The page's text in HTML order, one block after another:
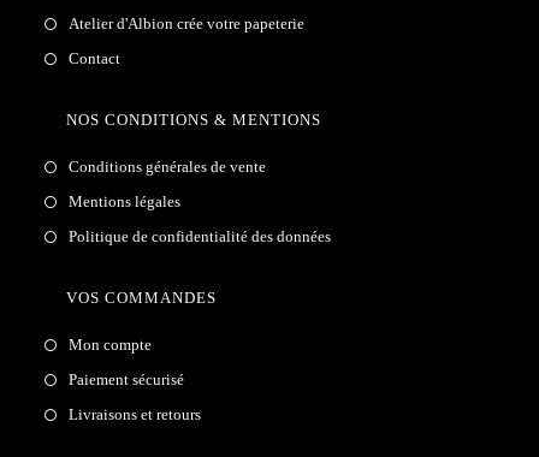
Atelier d'Albion crée votre papeterie
Contact
NOS CONDITIONS & MENTIONS
Conditions générales de vente
Mentions légales
Politique de confidentialité des données
VOS COMMANDES
Mon compte
Paiement sécurisé
Livraisons et retours